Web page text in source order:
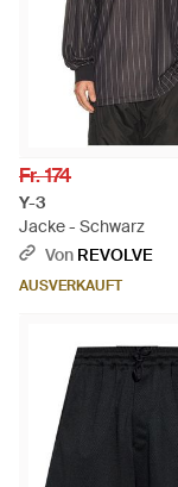
Fr. 174
Y-3
Jacke - Schwarz
Von REVOLVE
AUSVERKAUFT